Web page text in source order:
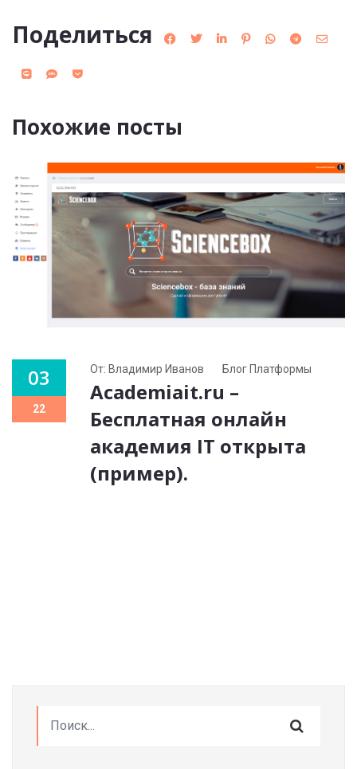
Поделиться
Похожие посты
03
22
От: Владимир Иванов Блог Платформы
Academiait.ru –
Бесплатная онлайн
академия IT открыта
(пример).